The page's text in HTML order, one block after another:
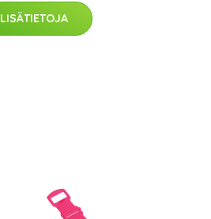
LISÄTIETOJA